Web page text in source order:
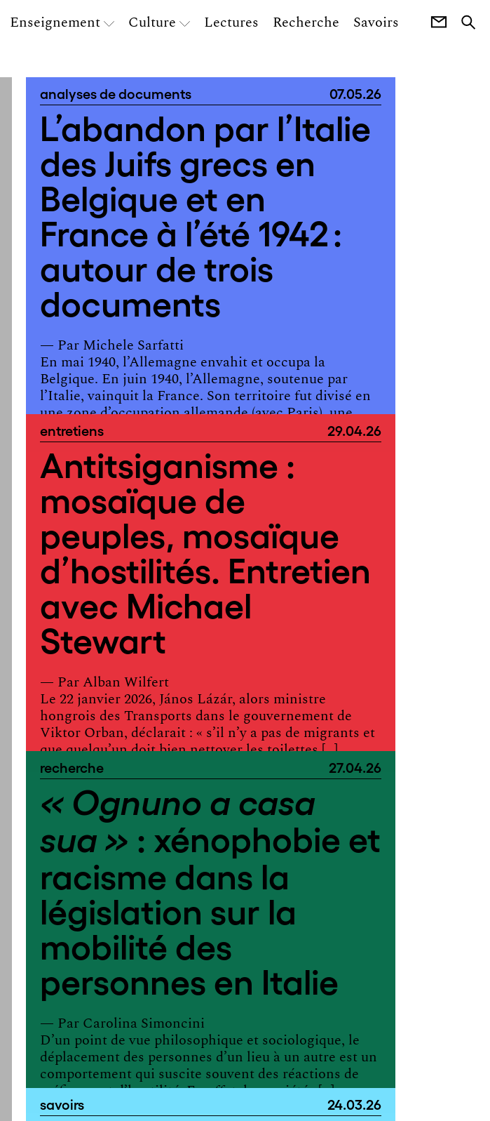
Enseignement Culture Lectures Recherche Savoirs
analyses de documents 07.05.26
L’abandon par l’Italie
des Juifs grecs en
Belgique et en
France à l’été 1942 :
autour de trois
documents
— Par Michele Sarfatti
En mai 1940, l’Allemagne envahit et occupa la
Belgique. En juin 1940, l’Allemagne, soutenue par
l’Italie, vainquit la France. Son territoire fut divisé en
une zone d’occupation allemande (avec Paris), une
petite […]
entretiens 29.04.26
Antitsiganisme :
mosaïque de
peuples, mosaïque
d’hostilités. Entretien
avec Michael
Stewart
— Par Alban Wilfert
Le 22 janvier 2026, János Lázár, alors ministre
hongrois des Transports dans le gouvernement de
Viktor Orban, déclarait : « s’il n’y a pas de migrants et
que quelqu’un doit bien nettoyer les toilettes […]
recherche 27.04.26
« Ognuno a casa
sua » : xénophobie et
racisme dans la
législation sur la
mobilité des
personnes en Italie
— Par Carolina Simoncini
D’un point de vue philosophique et sociologique, le
déplacement des personnes d’un lieu à un autre est un
comportement qui suscite souvent des réactions de
méfiance et d’hostilité. En effet, les sociétés […]
savoirs 24.03.26